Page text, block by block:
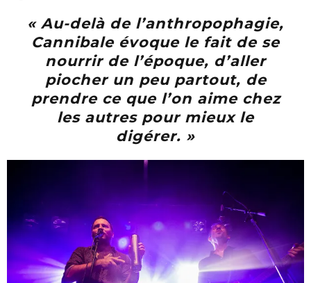
« Au-delà de l’anthropophagie,
Cannibale évoque le fait de se
nourrir de l’époque, d’aller
piocher un peu partout, de
prendre ce que l’on aime chez
les autres pour mieux le
digérer. »